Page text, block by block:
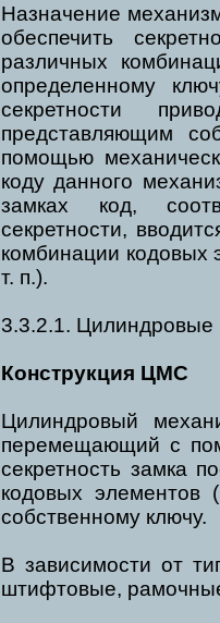
Назначение
обеспечить
различных
определенному
секретности
представляющим
помощью
коду данного
замках код,
секретности,
комбинации кодовых
т. п.).
3.3.2.1. Цилиндровые
Конструкция ЦМС
Цилиндровый
перемещающий с
секретность замка
кодовых элементов
собственному ключу.
В зависимости от
штифтовые,